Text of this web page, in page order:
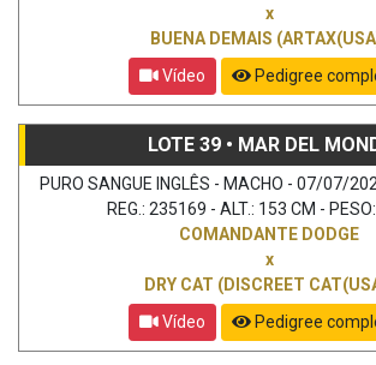
x
BUENA DEMAIS
Vídeo
Pedigree
LOTE 39 • MAR DEL
PURO SANGUE INGLÊS - MACHO - 07/07/
REG.: 235169 - ALT.: 153 CM -
COMANDANTE DODGE
x
DRY CAT (DISCREET
Vídeo
Pedigree